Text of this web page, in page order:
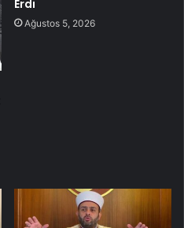
Erdi
Ağustos 5, 2026